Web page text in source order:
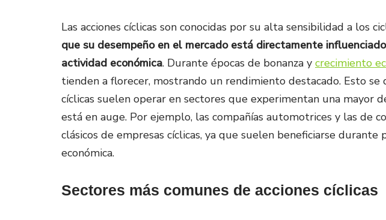
Las acciones cíclicas son conocidas por su alta sensibilidad a los
que su desempeño en el mercado está directamente
actividad económica. Durante épocas de bonanza y crecimiento
tienden a florecer, mostrando un rendimiento destacado. Esto se
cíclicas suelen operar en sectores que experimentan una mayor
está en auge. Por ejemplo, las compañías automotrices y las de
clásicos de empresas cíclicas, ya que suelen beneficiarse durante
económica.
Sectores más comunes de acciones cíclicas